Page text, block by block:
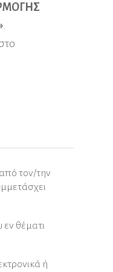
τον/την
εν θέματι
ή